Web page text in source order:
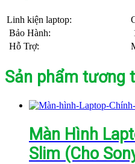
Linh kiện laptop:
Bảo Hành:
Hỗ Trợ:
Sản phẩm tương
Màn Hình
Slim (Cho